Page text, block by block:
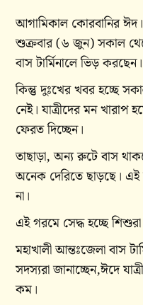
আগামিকাল কোরবানির
শুক্রবার (৬ জুন) সকাল
বাস টার্মিনালে ভিড় করছেন।
কিন্তু দুঃখের খবর হচ্ছে
নেই। যাত্রীদের মন খারাপ
ফেরত দিচ্ছেন।
তাছাড়া, অন্য রুটে বাস
অনেক দেরিতে ছাড়ছে।
না।
এই গরমে সেদ্ধ হচ্ছে
মহাখালী আন্তঃজেলা বাস
সদস্যরা জানাচ্ছেন,ঈদে
কম।